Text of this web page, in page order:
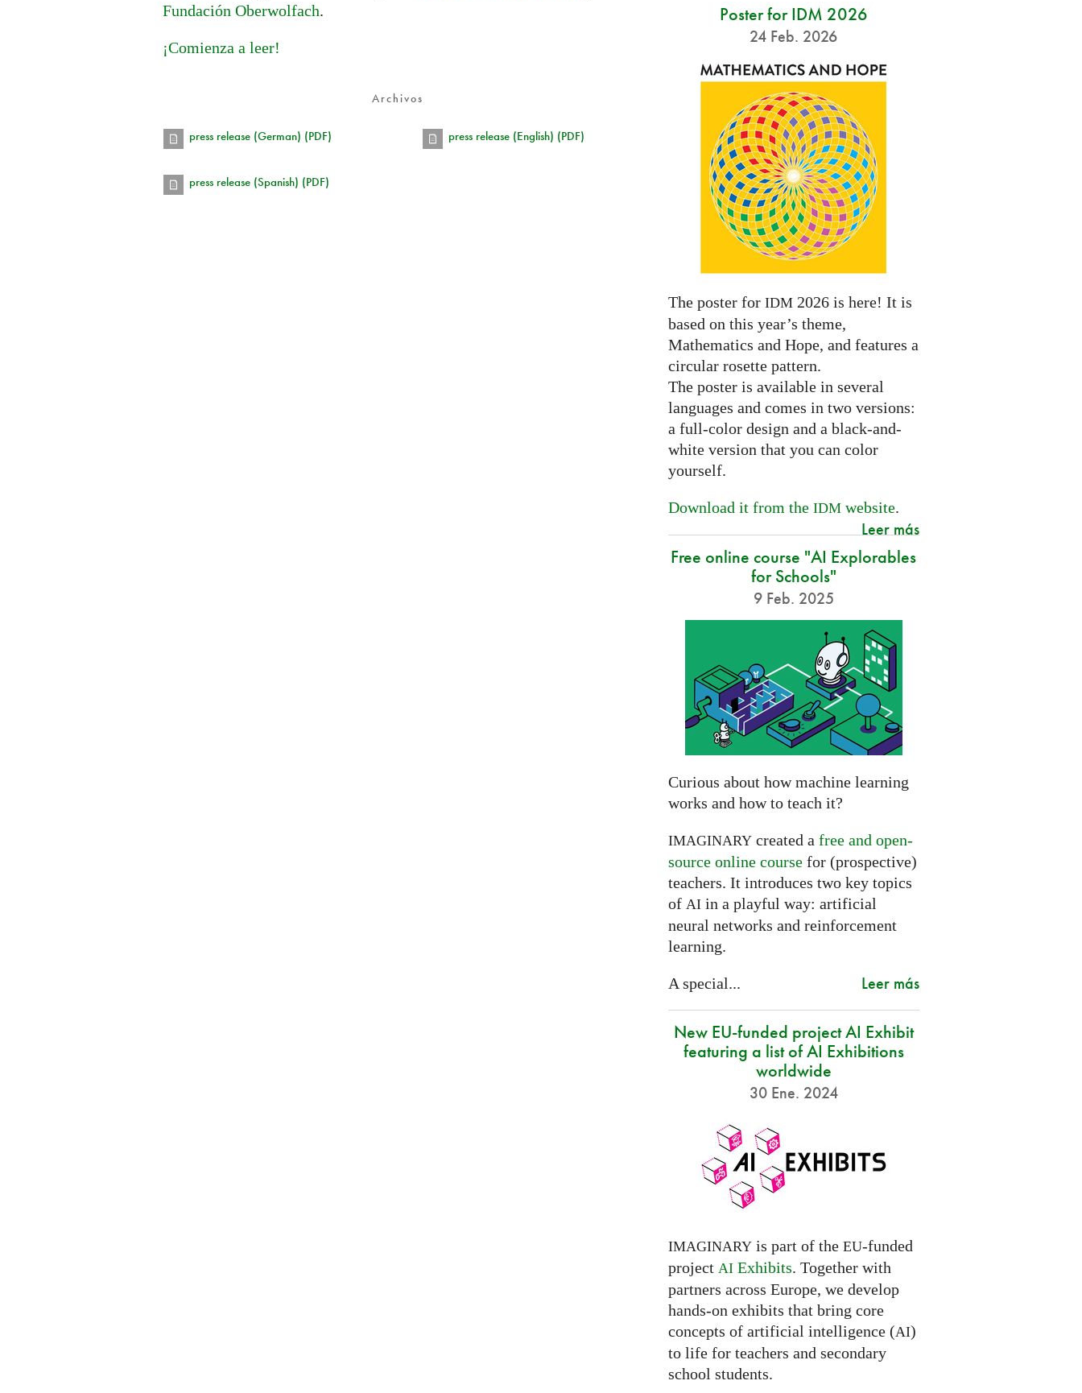
Fundación Oberwolfach.
¡Comienza a leer!
Archivos
press release (German) (PDF) press release (English) (PDF)
press release (Spanish) (PDF)
Poster for IDM 2026
24 Feb. 2026
The poster for IDM2026 is here! It is
based on this year’s theme,
Mathematics and Hope, and features a
circular rosette pattern.
The poster is available in several
languages and comes in two versions:
a full-color design and a black-and-
white version that you can color
yourself.
Download it from the IDMwebsite.
Leer más
Free online course "AI Explorables
for Schools"
9 Feb. 2025
Curious about how machine learning
works and how to teach it?
IMAGINARYcreated a free and open-
source online coursefor (prospective)
teachers. It introduces two key topics
of AIin a playful way: artificial
neural networks and reinforcement
learning.
A special... Leer más
New EU-funded project AI Exhibit
featuring a list of AI Exhibitions
worldwide
30 Ene. 2024
IMAGINARYis part of the EU-funded
project AIExhibits. Together with
partners across Europe, we develop
hands-on exhibits that bring core
concepts of artificial intelligence (AI)
to life for teachers and secondary
school students.